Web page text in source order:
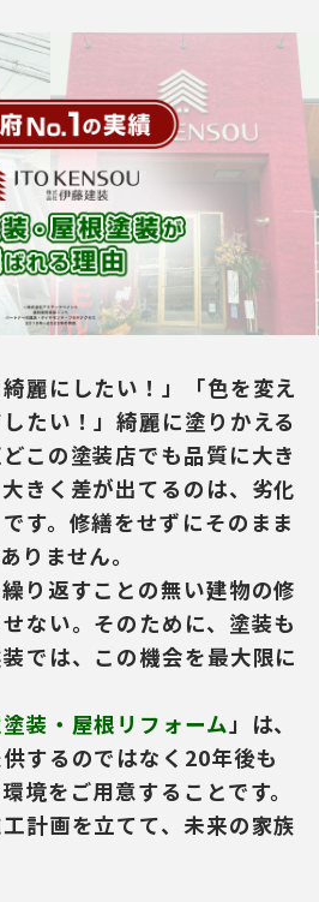
麗にしたい！」「色を変え
たい！」綺麗に塗りかえる
この塗装店でも品質に大き
きく差が出てるのは、劣化
す。修繕をせずにそのまま
りません。
り返すことの無い建物の修
ない。そのために、塗装も
では、この機会を最大限に
装・屋根リフォーム」は、
するのではなく20年後も
境をご用意することです。
計画を立てて、未来の家族